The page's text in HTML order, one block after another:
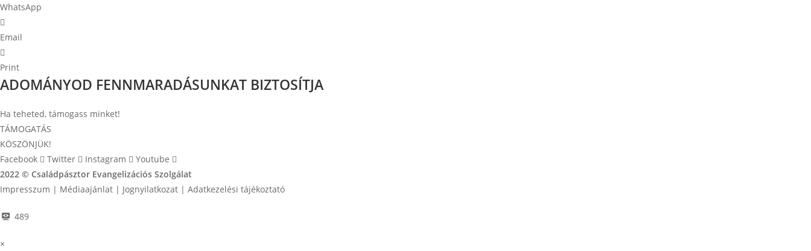
WhatsApp
Email
Print
ADOMÁNYOD FENNMARADÁSUNKAT BIZTOSÍTJA
Ha teheted, támogass minket!
TÁMOGATÁS
KÖSZÖNJÜK!
Facebook
Twitter Instagram
Youtube
2022 © Családpásztor Evangelizációs Szolgálat
Impresszum | Médiaajánlat | Jognyilatkozat | Adatkezelési tájékoztató
489
×